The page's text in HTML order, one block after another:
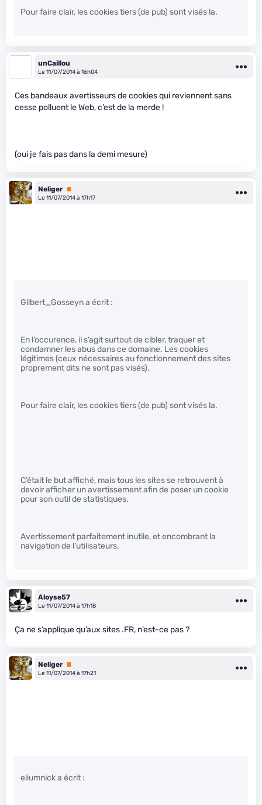
Pour faire clair, les cookies tiers (de pub) sont visés la.
unCaillou
Le 11/07/2014 à 16h04
Ces bandeaux avertisseurs de cookies qui reviennent sans
cesse polluent le Web, c’est de la merde !
(oui je fais pas dans la demi mesure)
Neliger Premium
Le 11/07/2014 à 17h17
Gilbert_Gosseyn a écrit :
En l’occurence, il s’agit surtout de cibler, traquer et
condamner les abus dans ce domaine. Les cookies
légitimes (ceux nécessaires au fonctionnement des sites
proprement dits ne sont pas visés).
Pour faire clair, les cookies tiers (de pub) sont visés la.
C’était le but affiché, mais tous les sites se retrouvent à
devoir afficher un avertissement afin de poser un cookie
pour son outil de statistiques.
Avertissement parfaitement inutile, et encombrant la
navigation de l’utilisateurs.
Aloyse57
Le 11/07/2014 à 17h18
Ça ne s’applique qu’aux sites .FR, n’est-ce pas ?
Neliger Premium
Le 11/07/2014 à 17h21
eliumnick a écrit :